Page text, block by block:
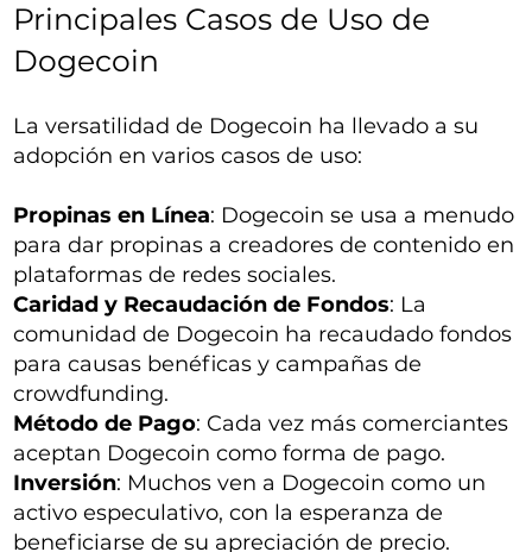
Principales Casos de Uso de
Dogecoin
La versatilidad de Dogecoin ha llevado a su
adopción en varios casos de uso:
Propinas en Línea: Dogecoin se usa a menudo
para dar propinas a creadores de contenido en
plataformas de redes sociales.
Caridad y Recaudación de Fondos: La
comunidad de Dogecoin ha recaudado fondos
para causas benéficas y campañas de
crowdfunding.
Método de Pago: Cada vez más comerciantes
aceptan Dogecoin como forma de pago.
Inversión: Muchos ven a Dogecoin como un
activo especulativo, con la esperanza de
beneficiarse de su apreciación de precio.